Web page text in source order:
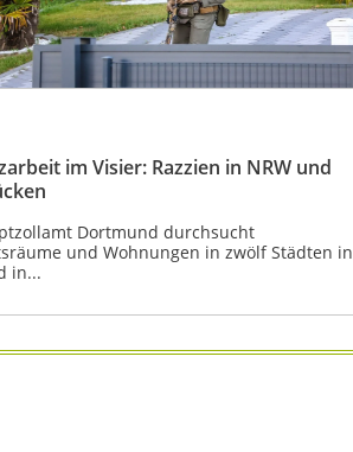
im Visier: Razzien in NRW und
Dortmund durchsucht
und Wohnungen in zwölf Städten in
in...